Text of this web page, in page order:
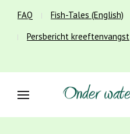
FAQ Fish-Tales (English)
Persbericht kreeftenvangst